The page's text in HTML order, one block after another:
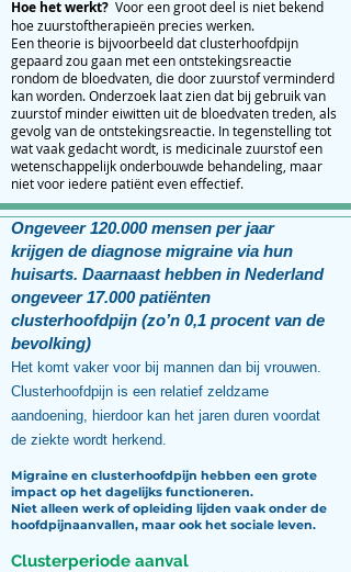
Hoe het werkt? Voor een groot deel is niet bekend
hoe zuurstoftherapieën precies werken.
Een theorie is bijvoorbeeld dat clusterhoofdpijn
gepaard zou gaan met een ontstekingsreactie
rondom de bloedvaten, die door zuurstof verminderd
kan worden. Onderzoek laat zien dat bij gebruik van
zuurstof minder eiwitten uit de bloedvaten treden, als
gevolg van de ontstekingsreactie. In tegenstelling tot
wat vaak gedacht wordt, is medicinale zuurstof een
wetenschappelijk onderbouwde behandeling, maar
niet voor iedere patiënt even effectief.
Ongeveer 120.000 mensen per jaar
krijgen de diagnose migraine via hun
huisarts. Daarnaast hebben in Nederland
ongeveer 17.000 patiënten
clusterhoofdpijn (zo’n 0,1 procent van de
bevolking)
Het komt vaker voor bij mannen dan bij vrouwen.
Clusterhoofdpijn is een relatief zeldzame
aandoening, hierdoor kan het jaren duren voordat
de ziekte wordt herkend.
Migraine en clusterhoofdpijn hebben een grote
impact op het dagelijks functioneren.
Niet alleen werk of opleiding lijden vaak onder de
hoofdpijnaanvallen, maar ook het sociale leven.
Clusterperiode aanval